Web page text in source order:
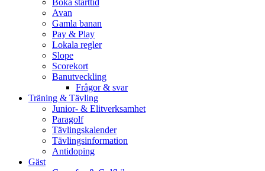
Avan
Gamla banan
Pay & Play
Lokala regler
Slope
Scorekort
Banutveckling
Frågor & svar
Träning & Tävling
Junior- & Elitverksamhet
Paragolf
Tävlingskalender
Tävlingsinformation
Antidoping
Gäst